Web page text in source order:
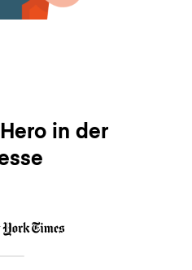
in der